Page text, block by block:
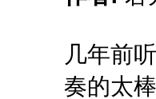
几年前
奏的太